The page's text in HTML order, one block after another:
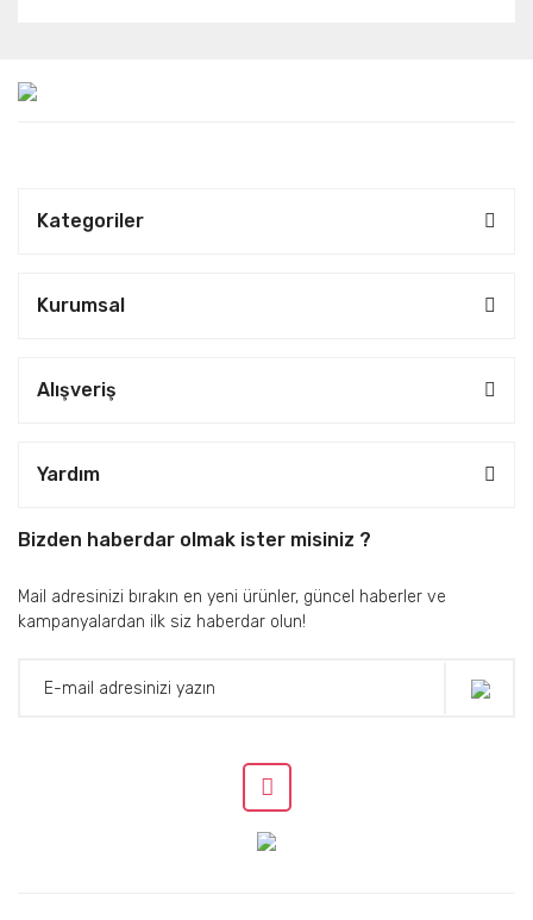
Kategoriler
Kurumsal
Alışveriş
Yardım
Bizden haberdar olmak ister misiniz ?
Mail adresinizi bırakın en yeni ürünler, güncel haberler ve
kampanyalardan ilk siz haberdar olun!